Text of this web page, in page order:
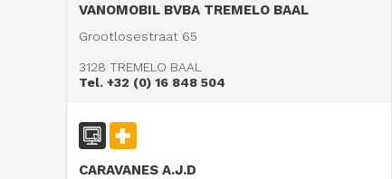
VANOMOBIL BVBA TREMELO BAAL
Grootlosestraat 65
3128 TREMELO BAAL
Tel. +32 (0) 16 848 504
CARAVANES A.J.D